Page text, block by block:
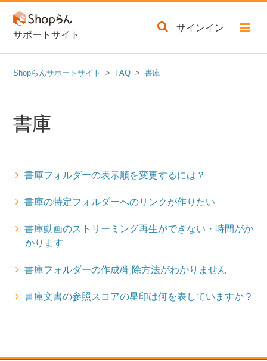
サポートサイト
サインイン
Shopらんサポートサイト FAQ 書庫
書庫
書庫フォルダーの表示順を変更するには？
書庫の特定フォルダーへのリンクが作りたい
書庫動画のストリーミング再生ができない・時間がか
かります
書庫フォルダーの作成/削除方法がわかりません
書庫文書の参照スコアの星印は何を表していますか？